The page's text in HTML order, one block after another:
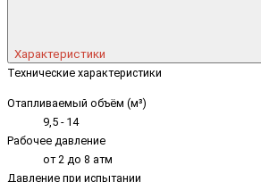
Характеристики
Технические характеристики
Отапливаемый объём (м³)
9,5 - 14
Рабочее давление
от 2 до 8 атм
Давление при испытании